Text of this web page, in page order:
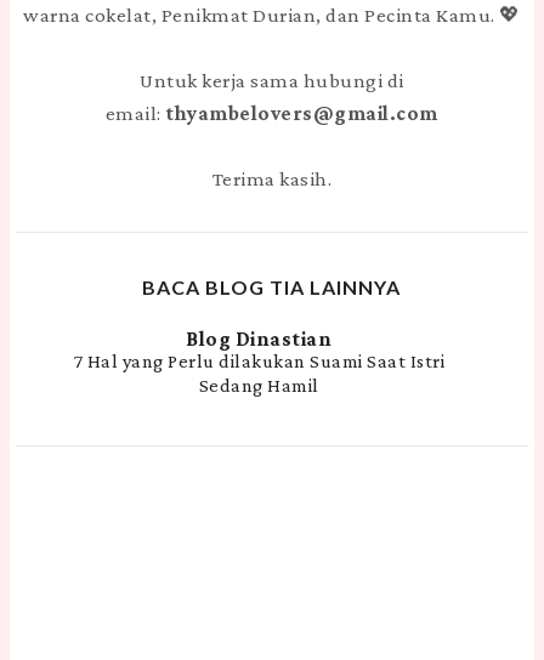
warna cokelat, Penikmat Durian, dan Pecinta Kamu. 💖
Untuk kerja sama hubungi di
email: thyambelovers@gmail.com
Terima kasih.
BACA BLOG TIA LAINNYA
Blog Dinastian
7 Hal yang Perlu dilakukan Suami Saat Istri
Sedang Hamil